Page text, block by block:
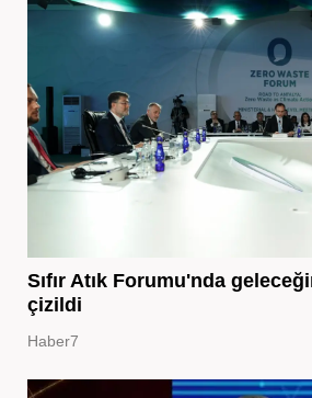
Sıfır Atık Forumu'nda
çizildi
Haber7